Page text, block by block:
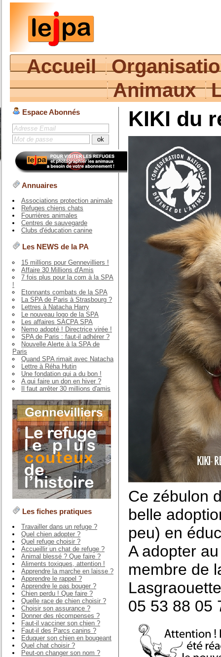
Accueil
Animaux
Espace Abonnés
Annuaires
Associations protection animale
Refuges chiens chats
Fourrières animales
Centres de sauvegarde
Clubs d'éducation canine
Les NEWS de la PA
15 millions pour Gennevilliers !
Affaire 30 Millions d'Amis
7 fois plus pour la com à la SPA
!
Etonnants combats de la SPA
La SPA de Paris à Strasbourg ?
Lettres à Natacha Harry
Le nouveau logo de la SPA
Les affaires SACPA SPA
Nemo adopté ! Directrice virée !
SPA de Paris : faut-il adhérer ?
Nouvelle Alerte à la SPA de
Paris
Quand SPA rimait avec Natacha
Lettre à Réha Hutin
Une fondation qui a du bon !
A qui faire un don en hiver ?
Il faut arrêter 30 millions d'amis
Les fiches pratiques
Travailler dans un refuge ?
Quel chien adopter ?
Quel refuge choisir ?
Accueillir un chat de refuge ?
Animal blessé ? Que faire ?
Aliments toxiques, attention !
Apprendre la marche en laisse ?
Apprendre le rappel ?
Apprendre le pas bouger ?
Chien perdu ! Que faire ?
Quelle race de chien choisir ?
Choisir son assurance ?
Donner des récompenses ?
Faut-il vacciner son chien ?
Faut-il des Parcs canins ?
Eduquer son chien en bougeant
Quel chat choisir ?
Peut-on changer son nom ?
KIKI du
Ce zébulon
belle
peu) en
A adopter
membre de
05 53 88 05